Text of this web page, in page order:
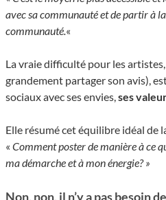
avec sa communauté et de partir à
communauté.«
La vraie difficulté pour les artistes,
grandement partager son avis),
sociaux avec ses envies,ses
Elle résumé cet équilibre idéal de
« Comment poster de manière à ce
ma démarche et à mon énergie? »
Non, non, il n’y a pas besoin